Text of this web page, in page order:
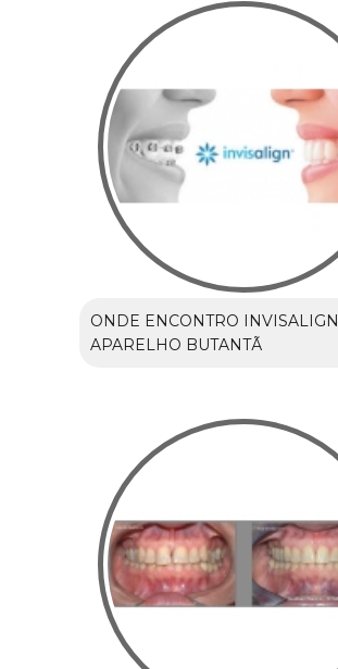
ONDE ENCONTRO INVISALIGN
APARELHO BUTANTÃ